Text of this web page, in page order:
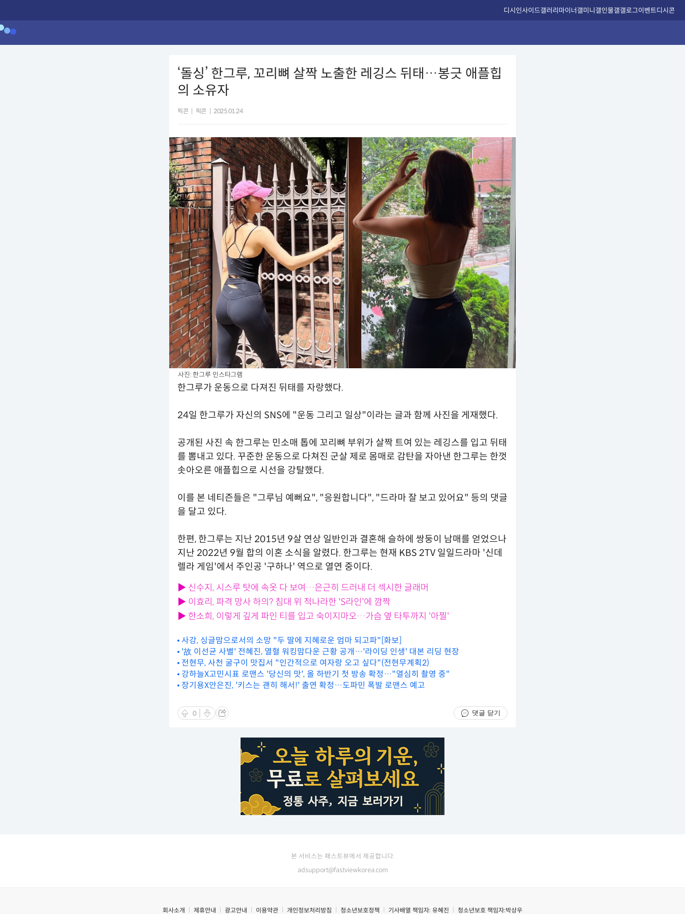
디시인사이드갤러리마이너갤미니갤인물갤갤로그이벤트디시콘
‘돌싱’ 한그루, 꼬리뼈 살짝 노출한 레깅스 뒤태…봉긋 애플힙
의 소유자
픽콘 픽콘 2025.01.24
사진: 한그루 인스타그램
한그루가 운동으로 다져진 뒤태를 자랑했다.
24일 한그루가 자신의 SNS에 "운동 그리고 일상"이라는 글과 함께 사진을 게재했다.
공개된 사진 속 한그루는 민소매 톱에 꼬리뼈 부위가 살짝 트여 있는 레깅스를 입고 뒤태
를 뽐내고 있다. 꾸준한 운동으로 다쳐진 군살 제로 몸매로 감탄을 자아낸 한그루는 한껏
솟아오른 애플힙으로 시선을 강탈했다.
이를 본 네티즌들은 "그루님 예뻐요", "응원합니다", "드라마 잘 보고 있어요" 등의 댓글
을 달고 있다.
한편, 한그루는 지난 2015년 9살 연상 일반인과 결혼해 슬하에 쌍둥이 남매를 얻었으나
지난 2022년 9월 합의 이혼 소식을 알렸다. 한그루는 현재 KBS 2TV 일일드라마 '신데
렐라 게임'에서 주인공 '구하나' 역으로 열연 중이다.
▶ 신수지, 시스루 탓에 속옷 다 보여…은근히 드러내 더 섹시한 글래머
▶ 이효리, 파격 망사 하의? 침대 위 적나라한 'S라인'에 깜짝
▶ 한소희, 이렇게 깊게 파인 티를 입고 숙이지마오…가슴 옆 타투까지 '아찔'
사강, 싱글맘으로서의 소망 "두 딸에 지혜로운 엄마 되고파"[화보]
'故 이선균 사별' 전혜진, 열혈 워킹맘다운 근황 공개…'라이딩 인생' 대본 리딩 현장
전현무, 사천 굴구이 맛집서 "인간적으로 여자랑 오고 싶다"(전현무계획2)
강하늘X고민시표 로맨스 '당신의 맛', 올 하반기 첫 방송 확정…"열심히 촬영 중"
장기용X안은진, '키스는 괜히 해서!' 출연 확정…도파민 폭발 로맨스 예고
0 댓글 닫기
본 서비스는 패스트뷰에서 제공합니다.
adsupport@fastviewkorea.com
회사소개 제휴안내 광고안내 이용약관 개인정보처리방침 청소년보호정책 기사배열 책임자: 유혜진 청소년보호 책임자:박상우